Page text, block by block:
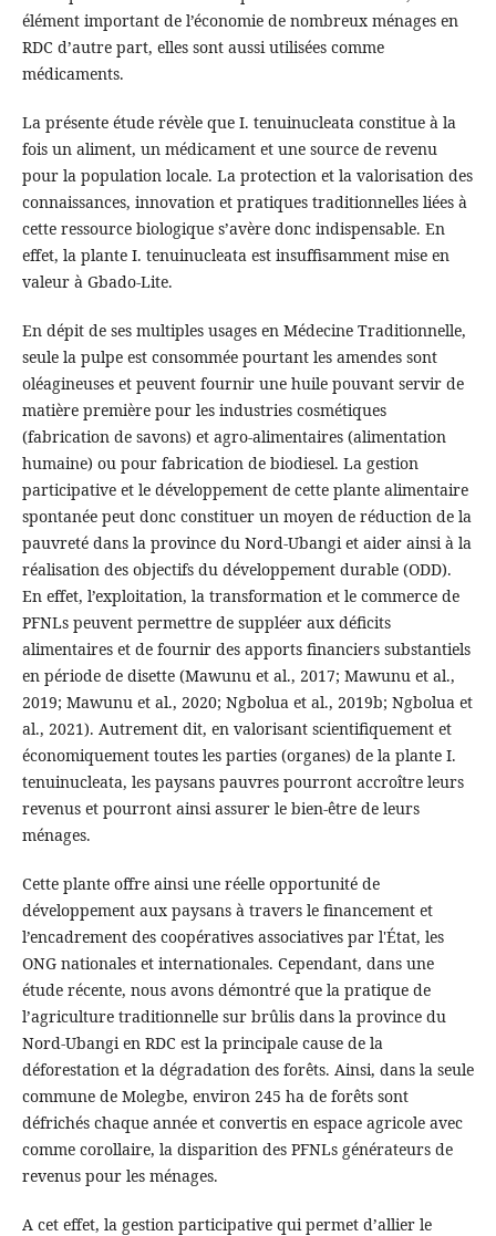
élément important de l’économie de nombreux ménages en
RDC d’autre part, elles sont aussi utilisées comme
médicaments.
La présente étude révèle que I. tenuinucleata constitue à la
fois un aliment, un médicament et une source de revenu
pour la population locale. La protection et la valorisation des
connaissances, innovation et pratiques traditionnelles liées à
cette ressource biologique s’avère donc indispensable. En
effet, la plante I. tenuinucleata est insuffisamment mise en
valeur à Gbado-Lite.
En dépit de ses multiples usages en Médecine Traditionnelle,
seule la pulpe est consommée pourtant les amendes sont
oléagineuses et peuvent fournir une huile pouvant servir de
matière première pour les industries cosmétiques
(fabrication de savons) et agro-alimentaires (alimentation
humaine) ou pour fabrication de biodiesel. La gestion
participative et le développement de cette plante alimentaire
spontanée peut donc constituer un moyen de réduction de la
pauvreté dans la province du Nord-Ubangi et aider ainsi à la
réalisation des objectifs du développement durable (ODD).
En effet, l’exploitation, la transformation et le commerce de
PFNLs peuvent permettre de suppléer aux déficits
alimentaires et de fournir des apports financiers substantiels
en période de disette (Mawunu et al., 2017; Mawunu et al.,
2019; Mawunu et al., 2020; Ngbolua et al., 2019b; Ngbolua et
al., 2021). Autrement dit, en valorisant scientifiquement et
économiquement toutes les parties (organes) de la plante I.
tenuinucleata, les paysans pauvres pourront accroître leurs
revenus et pourront ainsi assurer le bien-être de leurs
ménages.
Cette plante offre ainsi une réelle opportunité de
développement aux paysans à travers le financement et
l’encadrement des coopératives associatives par l'État, les
ONG nationales et internationales. Cependant, dans une
étude récente, nous avons démontré que la pratique de
l’agriculture traditionnelle sur brûlis dans la province du
Nord-Ubangi en RDC est la principale cause de la
déforestation et la dégradation des forêts. Ainsi, dans la seule
commune de Molegbe, environ 245 ha de forêts sont
défrichés chaque année et convertis en espace agricole avec
comme corollaire, la disparition des PFNLs générateurs de
revenus pour les ménages.
A cet effet, la gestion participative qui permet d’allier le